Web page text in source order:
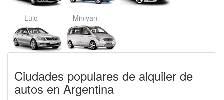
Lujo Minivan
Ciudades populares de alquiler de
autos en Argentina